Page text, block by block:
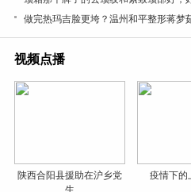
做完热玛吉脸更垮？温州和平整形蒋梦
视频点播
陕西合阳县援助在沪乡党
生
疫情下的